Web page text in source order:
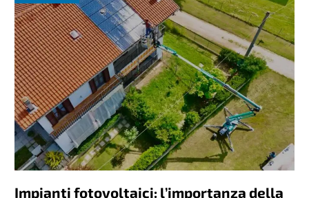
Impianti fotovoltaici: l’importanza della